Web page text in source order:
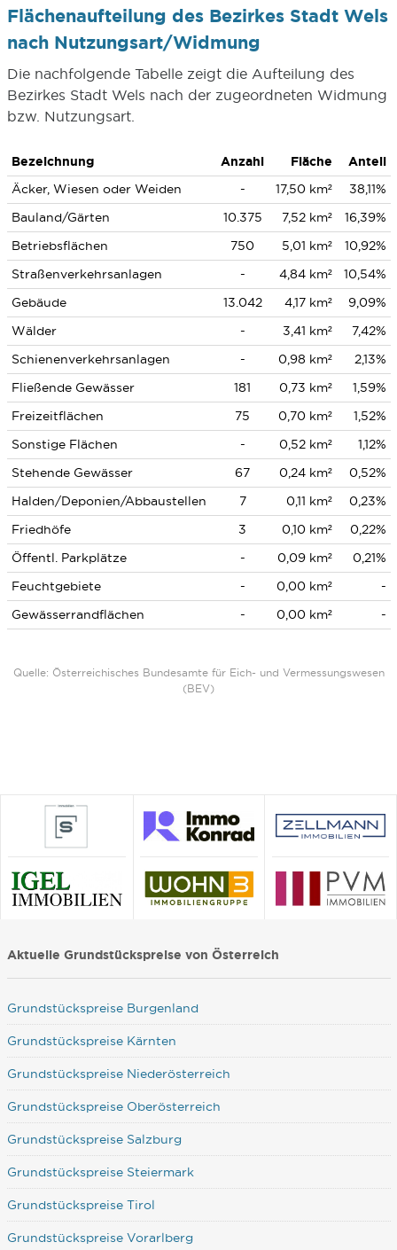
Flächenaufteilung des Bezirkes Stadt Wels
nach Nutzungsart/Widmung
Die nachfolgende Tabelle zeigt die Aufteilung des
Bezirkes Stadt Wels nach der zugeordneten Widmung
bzw. Nutzungsart.
Bezeichnung Anzahl Fläche
Anteil
Äcker, Wiesen oder Weiden
- 17,50 km²
38,11%
Bauland/Gärten
10.375 7,52 km²
16,39%
Betriebsflächen
750 5,01 km²
10,92%
Straßenverkehrsanlagen
- 4,84 km²
10,54%
Gebäude
13.042 4,17 km²
9,09%
Wälder
- 3,41 km²
7,42%
Schienenverkehrsanlagen
- 0,98 km²
2,13%
Fließende Gewässer
181 0,73 km²
1,59%
Freizeitflächen
75 0,70 km²
1,52%
Sonstige Flächen
- 0,52 km²
1,12%
Stehende Gewässer
67 0,24 km²
0,52%
Halden/Deponien/Abbaustellen
7 0,11 km²
0,23%
Friedhöfe
3 0,10 km²
0,22%
Öffentl. Parkplätze
- 0,09 km²
0,21%
Feuchtgebiete
- 0,00 km²
-
Gewässerrandflächen
- 0,00 km² -
Quelle: Österreichisches Bundesamte für Eich- und Vermessungswesen
(BEV)
Aktuelle Grundstückspreise von Österreich
Grundstückspreise Burgenland
Grundstückspreise Kärnten
Grundstückspreise Niederösterreich
Grundstückspreise Oberösterreich
Grundstückspreise Salzburg
Grundstückspreise Steiermark
Grundstückspreise Tirol
Grundstückspreise Vorarlberg